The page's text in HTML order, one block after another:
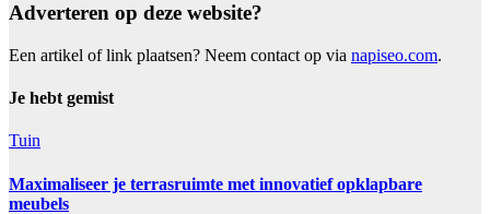
Adverteren op deze website?
Een artikel of link plaatsen? Neem contact op via napiseo.com.
Je hebt gemist
Tuin
Maximaliseer je terrasruimte met innovatief opklapbare
meubels